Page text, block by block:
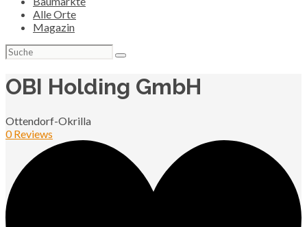
Alle Orte
Magazin
Suchen
nach:
OBI Holding GmbH
Ottendorf-Okrilla
0 Reviews